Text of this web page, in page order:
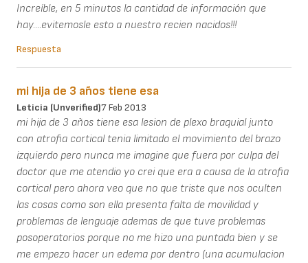
Increíble, en 5 minutos la cantidad de información que
hay....evitemosle esto a nuestro recien nacidos!!!
Respuesta
mi hija de 3 años tiene esa
Leticia (unverified)7 Feb 2013
mi hija de 3 años tiene esa lesion de plexo braquial junto
con atrofia cortical tenia limitado el movimiento del brazo
izquierdo pero nunca me imagine que fuera por culpa del
doctor que me atendio yo crei que era a causa de la atrofia
cortical pero ahora veo que no que triste que nos oculten
las cosas como son ella presenta falta de movilidad y
problemas de lenguaje ademas de que tuve problemas
posoperatorios porque no me hizo una puntada bien y se
me empezo hacer un edema por dentro (una acumulacion